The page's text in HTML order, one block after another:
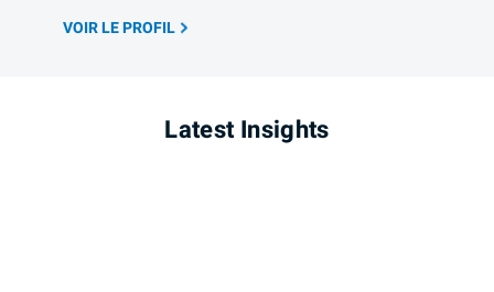
VOIR LE PROFIL
Latest Insights